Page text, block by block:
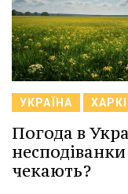
УКРАЇНА
Погода в
чекають?